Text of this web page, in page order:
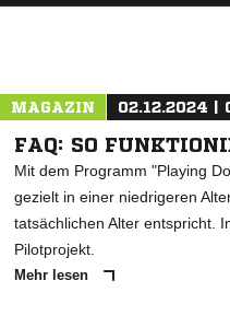
MAGAZIN 02.12.2024 |
FAQ: SO
Mit dem Programm "Playing
gezielt in einer niedrigeren
tatsächlichen Alter entspricht.
Pilotprojekt.
Mehr lesen